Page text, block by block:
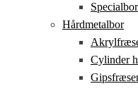
Specialbor
Hårdmetalbor
Cylinder